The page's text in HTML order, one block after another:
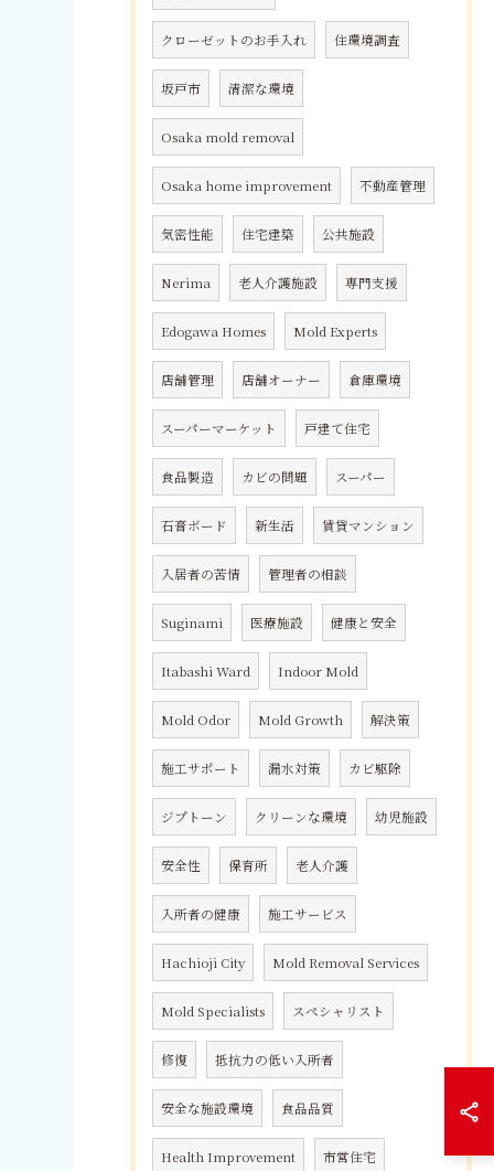
クローゼットのお手入れ 住環境調査
坂戸市 清潔な環境
Osaka mold removal
Osaka home improvement 不動産管理
気密性能 住宅建築 公共施設
Nerima 老人介護施設 専門支援
Edogawa Homes Mold Experts
店舗管理 店舗オーナー 倉庫環境
スーパーマーケット 戸建て住宅
食品製造 カビの問題 スーパー
石膏ボード 新生活 賃貸マンション
入居者の苦情 管理者の相談
Suginami 医療施設 健康と安全
Itabashi Ward Indoor Mold
Mold Odor Mold Growth 解決策
施工サポート 漏水対策 カビ駆除
ジプトーン クリーンな環境 幼児施設
安全性 保育所 老人介護
入所者の健康 施工サービス
Hachioji City Mold Removal Services
Mold Specialists スペシャリスト
修復 抵抗力の低い入所者
安全な施設環境 食品品質
Health Improvement 市営住宅